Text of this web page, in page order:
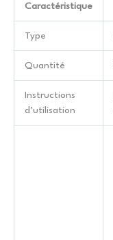
Caractéristique
Type
Quantité
Instructions
d’utilisation